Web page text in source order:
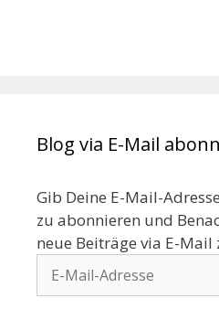
Blog via E-Mail
Gib Deine E-Mail-
zu abonnieren und
neue Beiträge via E-Mail